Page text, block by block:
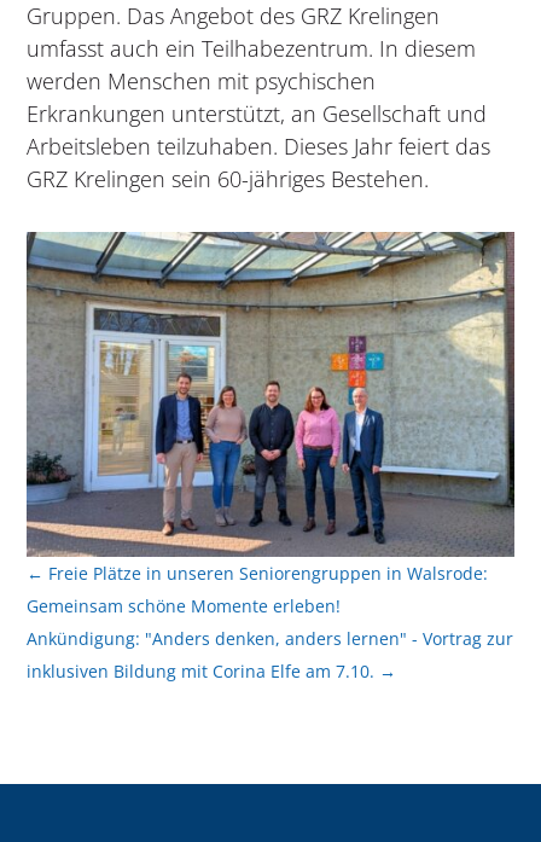
Gruppen. Das Angebot des GRZ Krelingen
umfasst auch ein Teilhabezentrum. In diesem
werden Menschen mit psychischen
Erkrankungen unterstützt, an Gesellschaft und
Arbeitsleben teilzuhaben. Dieses Jahr feiert das
GRZ Krelingen sein 60-jähriges Bestehen.
← Freie Plätze in unseren Seniorengruppen in Walsrode:
Gemeinsam schöne Momente erleben!
Ankündigung: "Anders denken, anders lernen" - Vortrag zur
inklusiven Bildung mit Corina Elfe am 7.10. →